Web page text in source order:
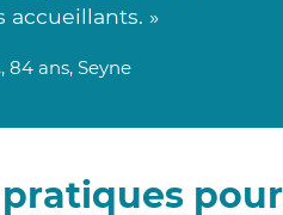
accueillants. »
, 84 ans, Seyne
pour